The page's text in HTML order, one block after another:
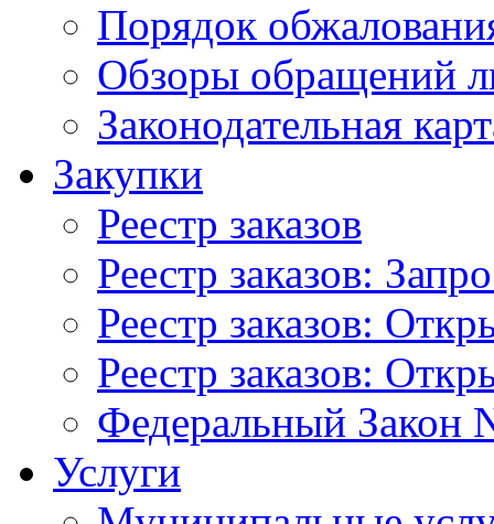
Порядок
Обзоры обращений
Законодательная
Закупки
Реестр заказов
Реестр заказов:
Реестр заказов:
Реестр заказов:
Федеральный Закон
Услуги